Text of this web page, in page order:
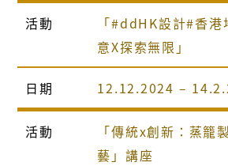
活動
「#ddHK設計#香
意X探索無限」
日期 12.12.2024 –
活動
「傳統x創新：蒸籠
藝」講座